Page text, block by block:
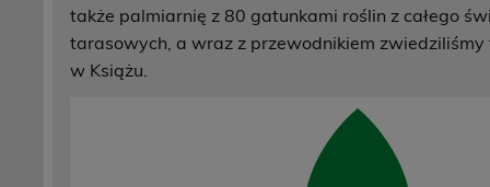
także palmiarnię z 80 gatunkami roślin z całego
tarasowych, a wraz z przewodnikiem zwiedziliśmy
w Książu.